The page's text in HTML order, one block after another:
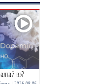
7 цагийн өмнө
вэ?